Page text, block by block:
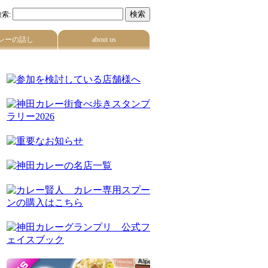
索:
ーの話し about us